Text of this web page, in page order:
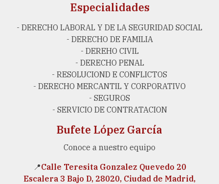
Especialidades
- DERECHO LABORAL Y DE LA SEGURIDAD SOCIAL
- DERECHO DE FAMILIA
- DEREHO CIVIL
- DERECHO PENAL
- RESOLUCIOND E CONFLICTOS
- DERECHO MERCANTIL Y CORPORATIVO
- SEGUROS
- SERVICIO DE CONTRATACION
Bufete López García
Conoce a nuestro equipo
📍Calle Teresita Gonzalez Quevedo 20
Escalera 3 Bajo D, 28020, Ciudad de Madrid,